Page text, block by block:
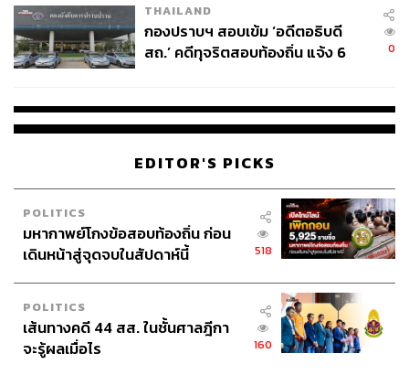
THAILAND
กองปราบฯ สอบเข้ม ‘อดีตอธิบดี
สถ.’ คดีทุจริตสอบท้องถิ่น แจ้ง 6
0
EDITOR'S PICKS
POLITICS
มหากาพย์โกงข้อสอบท้องถิ่น ก่อน
เดินหน้าสู่จุดจบในสัปดาห์นี้
518
POLITICS
เส้นทางคดี 44 สส. ในชั้นศาลฎีกา
จะรู้ผลเมื่อไร
160